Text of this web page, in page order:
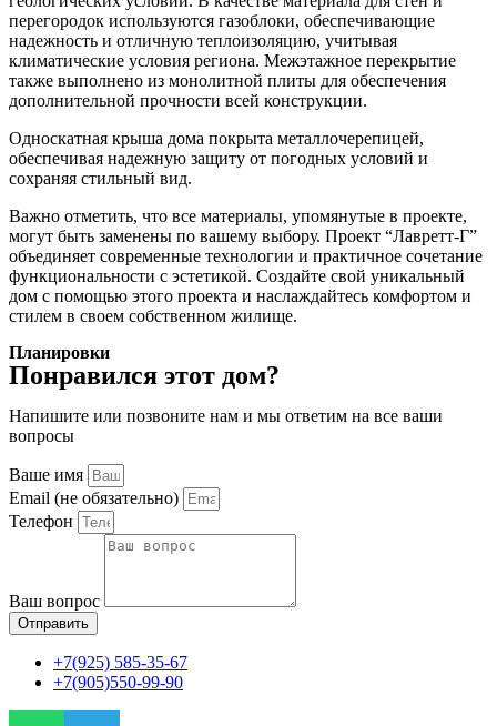
перегородок используются газоблоки, обеспечивающие
надежность и отличную теплоизоляцию, учитывая
климатические условия региона. Межэтажное перекрытие
также выполнено из монолитной плиты для обеспечения
дополнительной прочности всей конструкции.
Односкатная крыша дома покрыта металлочерепицей,
обеспечивая надежную защиту от погодных условий и
сохраняя стильный вид.
Важно отметить, что все материалы, упомянутые в проекте,
могут быть заменены по вашему выбору. Проект “Лавретт-Г”
объединяет современные технологии и практичное сочетание
функциональности с эстетикой. Создайте свой уникальный
дом с помощью этого проекта и наслаждайтесь комфортом и
стилем в своем собственном жилище.
Планировки
Понравился этот дом?
Напишите или позвоните нам и мы ответим на все ваши
вопросы
Ваше имя
Email (не обязательно)
Телефон
Ваш вопрос
Отправить
+7(925) 585-35-67
+7(905)550-99-90